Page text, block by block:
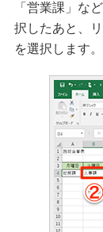
「営業課」な
択したあと、
を選択します。